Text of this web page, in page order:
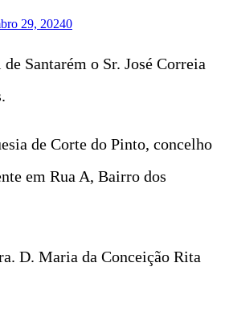
29, 20240
Santarém o Sr. José Correia
de Corte do Pinto, concelho
em Rua A, Bairro dos
D. Maria da Conceição Rita